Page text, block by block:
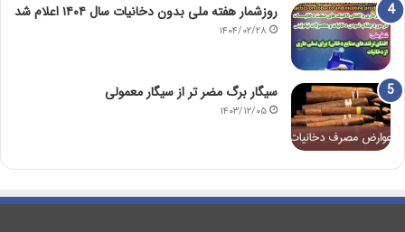
روزشمار هفته ملی بدون دخانیات سال ۱۴۰۴ اعلام شد
۱۴۰۴/۰۲/۲۸
سیگار برگ مضر تر از سیگار معمولی
۱۴۰۳/۱۲/۰۵